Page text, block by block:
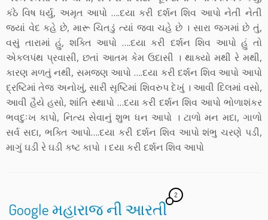
કંઠે વિષ ધર્યુ, અમૃત આપો ….દયા કરી દર્શન શિવ આપો નેતી નેતી
જ્યાં વેદ કહે છે, મારૂ ચિતડું ત્યાં જવા ચહે છે । સારા જગમાં છે તું,
વસું તારામાં હું, શક્તિ આપો ….દયા કરી દર્શન શિવ આપો હું તો
એકલપંથ પ્રવાસી, છતાં આતમ કેમ ઉદાસી । થાક્યો મથી રે મથી,
કારણ મળતું નથી, સમજણ આપો ….દયા કરી દર્શન શિવ આપો આપો
દ્રષ્ટિમાં તેજ અનોખું, સારી સૃષ્ટિમાં શિવરુપ દેખું । આવી દિલમાં વસો,
આવી હૈયે હસો, શાંતિ સ્થાપો …દયા કરી દર્શન શિવ આપો ભોળાશંકર
ભવદુઃખ કાપો, નિત્ય સેવાનું શુભ ધન આપો । ટાળો મન મદા, ગાળો
સર્વ સદા, ભક્તિ આપો….દયા કરી દર્શન શિવ આપો શંભુ ચરણે પડી,
માગું ઘડી રે ઘડી કષ્ટ કાપો । દયા કરી દર્શન શિવ આપો
Google મહારાજ ની આરતી
2